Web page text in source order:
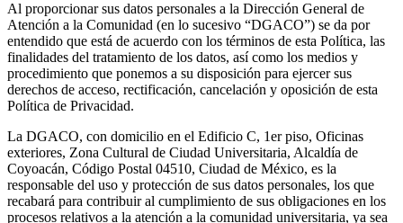
Al proporcionar sus datos personales a la Dirección General de
Atención a la Comunidad (en lo sucesivo “DGACO”) se da por
entendido que está de acuerdo con los términos de esta Política, las
finalidades del tratamiento de los datos, así como los medios y
procedimiento que ponemos a su disposición para ejercer sus
derechos de acceso, rectificación, cancelación y oposición de esta
Política de Privacidad.
La DGACO, con domicilio en el Edificio C, 1er piso, Oficinas
exteriores, Zona Cultural de Ciudad Universitaria, Alcaldía de
Coyoacán, Código Postal 04510, Ciudad de México, es la
responsable del uso y protección de sus datos personales, los que
recabará para contribuir al cumplimiento de sus obligaciones en los
procesos relativos a la atención a la comunidad universitaria, ya sea